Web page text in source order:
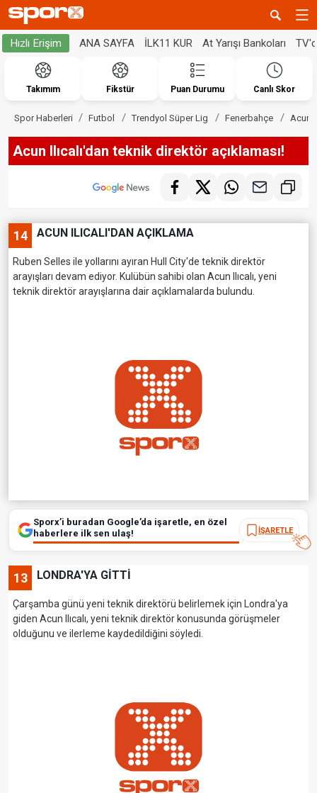
Hızlı Erişim ANA SAYFA İLK11 KUR At Yarışı Bankoları
Takımım Fikstür Puan Durumu Canlı Skor
Spor Haberleri Futbol Trendyol Süper Lig Fenerbahçe Acun
Acun Ilıcalı'dan teknik direktör açıklaması!
14 ACUN ILICALI'DAN AÇIKLAMA
Ruben Selles ile yollarını ayıran Hull City'de teknik direktör
arayışları devam ediyor. Kulübün sahibi olan Acun Ilıcalı, yeni
teknik direktör arayışlarına dair açıklamalarda bulundu.
Sporx’i buradan Google’da işaretle, en özel
haberlere ilk sen ulaş!
İŞARETLE
13 LONDRA'YA GİTTİ
Çarşamba günü yeni teknik direktörü belirlemek için Londra'ya
giden Acun Ilıcalı, yeni teknik direktör konusunda görüşmeler
olduğunu ve ilerleme kaydedildiğini söyledi.